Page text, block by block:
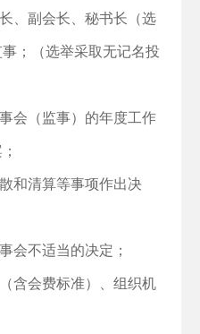
、副会长、秘书长（选
；（选举采取无记名投
会（监事）的年度工作
和清算等事项作出决
会不适当的决定；
含会费标准）、组织机